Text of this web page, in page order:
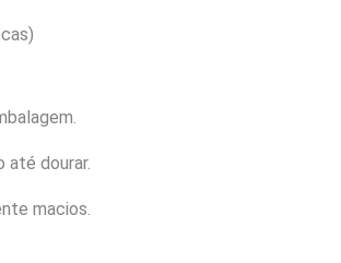
até dourar.
macios.